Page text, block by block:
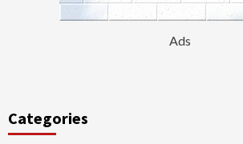
Ads
Categories